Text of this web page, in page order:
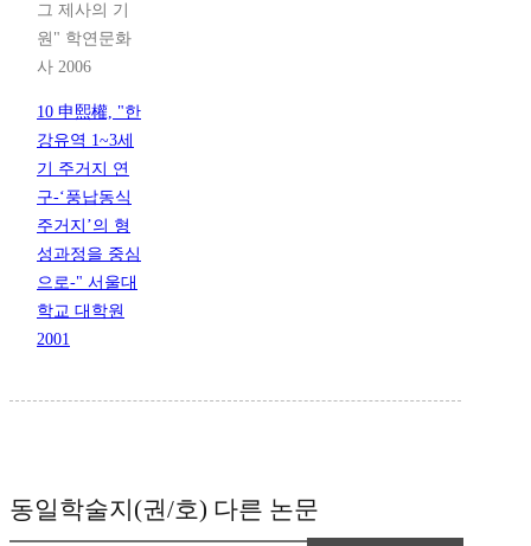
그 제사의 기
원" 학연문화
사 2006
10 申熙權, "한
강유역 1~3세
기 주거지 연
구-‘풍납동식
주거지’의 형
성과정을 중심
으로-" 서울대
학교 대학원
2001
동일학술지(권/호) 다른 논문